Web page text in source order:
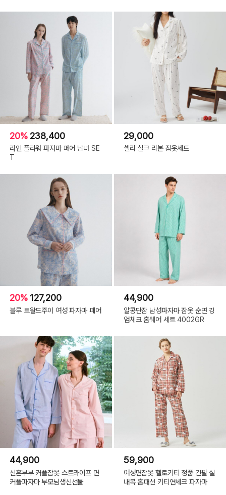
20% 238,400
라인 플라워 파자마 페어 남녀 SE
T
29,000
셀리 실크 리본 잠옷세트
20% 127,200
블루 트왈드주이 여성 파자마 페어
44,900
알콩단잠 남성파자마 잠옷 순면 깅
엄체크 홈웨어 세트 4002GR
44,900
신혼부부 커플잠옷 스트라이프 면
커플파자마 부모님생신선물
59,900
여성면잠옷 헬로키티 정품 긴팔 실
내복 홈패션 키티연체크 파자마